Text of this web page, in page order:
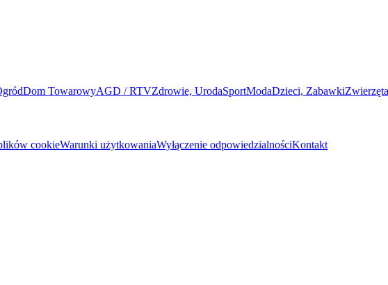
Dom TowarowyAGD / RTVZdrowie, UrodaSportModaDzieci, ZabawkiZwierzęta
cookieWarunki użytkowaniaWyłączenie odpowiedzialnościKontakt